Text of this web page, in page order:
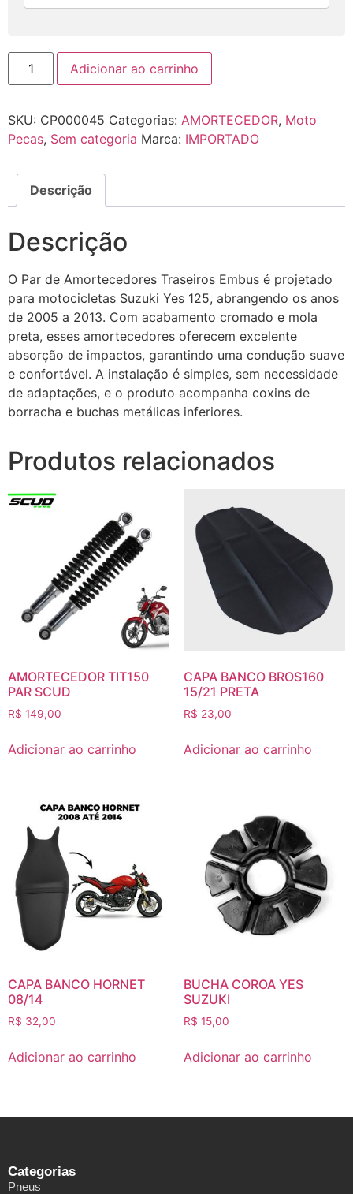
Adicionar ao carrinho
SKU: CP000045 Categorias: AMORTECEDOR, Moto
Pecas, Sem categoria Marca: IMPORTADO
Descrição
Descrição
O Par de Amortecedores Traseiros Embus é projetado
para motocicletas Suzuki Yes 125, abrangendo os anos
de 2005 a 2013. Com acabamento cromado e mola
preta, esses amortecedores oferecem excelente
absorção de impactos, garantindo uma condução suave
e confortável. A instalação é simples, sem necessidade
de adaptações, e o produto acompanha coxins de
borracha e buchas metálicas inferiores.
Produtos relacionados
AMORTECEDOR TIT150
PAR SCUD
R$ 149,00
Adicionar ao carrinho
CAPA BANCO BROS160
15/21 PRETA
R$ 23,00
Adicionar ao carrinho
CAPA BANCO HORNET
08/14
R$ 32,00
Adicionar ao carrinho
BUCHA COROA YES
SUZUKI
R$ 15,00
Adicionar ao carrinho
Categorias
Pneus